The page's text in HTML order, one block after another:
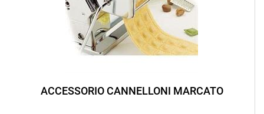
ACCESSORIO CANNELLONI MARCATO